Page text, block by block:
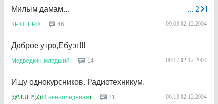
... 2
Милым дамам...
КРЮГЕР® 46 09:03 02.12.2004
Доброе утро,Ебург!!!
Медведкин-младший 14 08:17 02.12.2004
Ищу однокурсников. Радиотехникум.
@*JULI*@(Огненноледяная) 21 06:13 02.12.2004